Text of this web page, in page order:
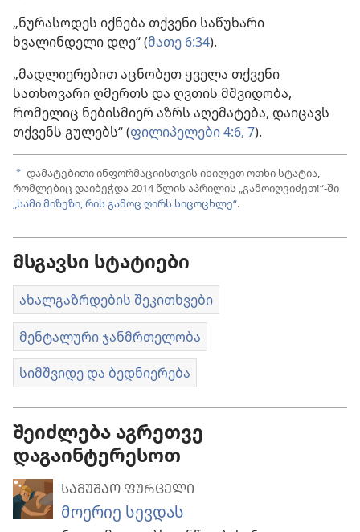
„ნურასოდეს იქნება თქვენი საწუხარი
ხვალინდელი დღე“ (მათე 6:34).
„მადლიერებით აცნობეთ ყველა თქვენი
სათხოვარი ღმერთს და ღვთის მშვიდობა,
რომელიც ნებისმიერ აზრს აღემატება, დაიცავს
თქვენს გულებს“ (ფილიპელები 4:6, 7).
a დამატებითი ინფორმაციისთვის იხილეთ ოთხი სტატია,
რომლებიც დაიბეჭდა 2014 წლის აპრილის „გამოიღვიძეთ!“-ში
„სამი მიზეზი, რის გამოც ღირს სიცოცხლე“.
მსგავსი სტატიები
ახალგაზრდების შეკითხვები
მენტალური ჯანმრთელობა
სიმშვიდე და ბედნიერება
შეიძლება აგრეთვე
დაგაინტერესოთ
ᲡᲐᲛᲣᲨᲐᲝ ᲤᲣᲠᲪᲔᲚᲘ
მოერიე სევდას